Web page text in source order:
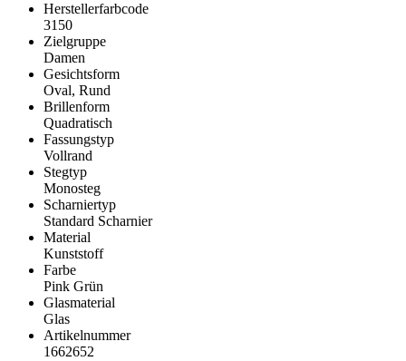
Herstellerfarbcode
3150
Zielgruppe
Damen
Gesichtsform
Oval, Rund
Brillenform
Quadratisch
Fassungstyp
Vollrand
Stegtyp
Monosteg
Scharniertyp
Standard Scharnier
Material
Kunststoff
Farbe
Pink Grün
Glasmaterial
Glas
Artikelnummer
1662652